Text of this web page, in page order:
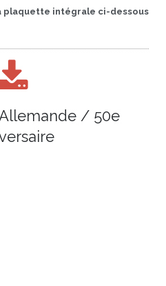
plaquette intégrale ci-dessous
/ 50e